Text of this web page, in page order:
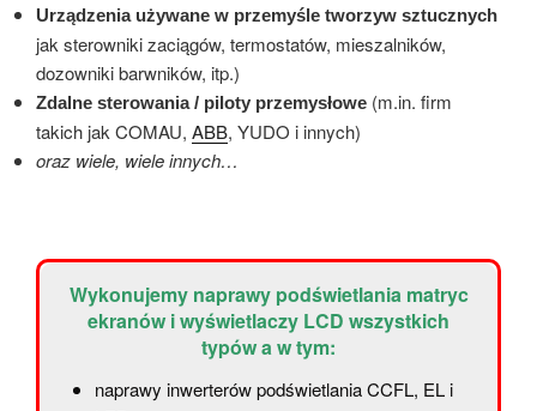
Urządzenia używane w przemyśle tworzyw sztucznych
jak sterowniki zaciągów, termostatów, mieszalników,
dozowniki barwników, itp.)
Zdalne sterowania / piloty przemysłowe (m.in. firm
takich jak COMAU, ABB, YUDO i innych)
oraz wiele, wiele innych…
Wykonujemy naprawy podświetlania matryc
ekranów i wyświetlaczy LCD wszystkich
typów a w tym:
naprawy inwerterów podświetlania CCFL, EL i